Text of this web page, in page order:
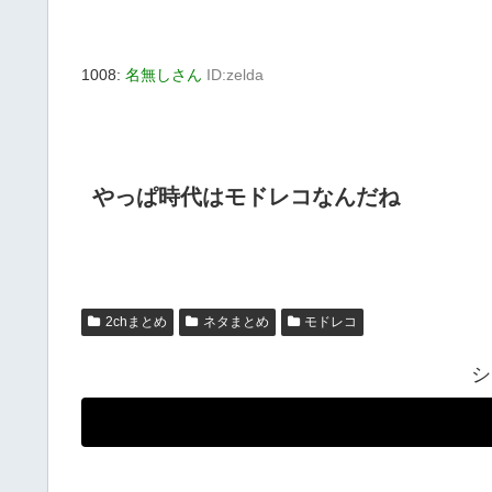
1008: 名無しさん ID:zelda
やっぱ時代はモドレコなんだね
2chまとめ ネタまとめ モドレコ